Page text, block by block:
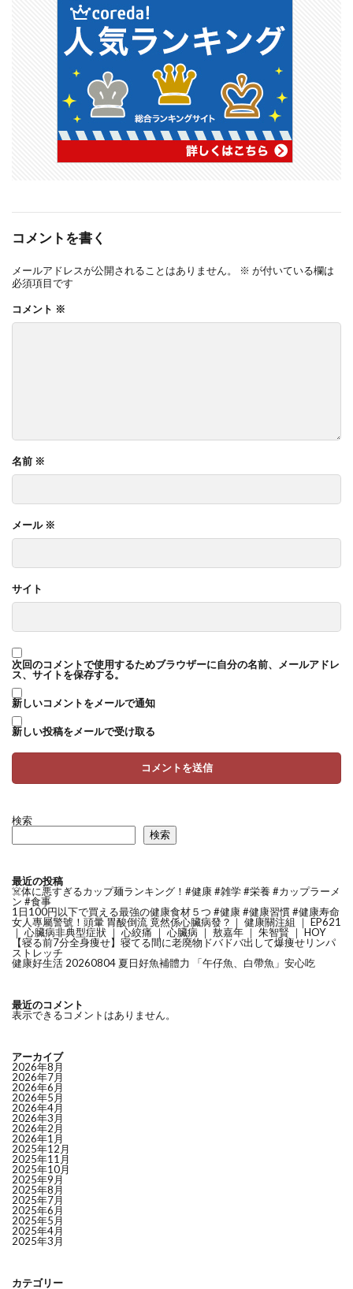
コメントを書く
メールアドレスが公開されることはありません。 ※ が付いている欄は
必須項目です
コメント ※
名前 ※
メール ※
サイト
次回のコメントで使用するためブラウザーに自分の名前、メールアドレ
ス、サイトを保存する。
新しいコメントをメールで通知
新しい投稿をメールで受け取る
検索
検索
最近の投稿
☠️体に悪すぎるカップ麺ランキング！#健康 #雑学 #栄養 #カップラーメ
ン #食事
1日100円以下で買える最強の健康食材５つ #健康 #健康習慣 #健康寿命
女人專屬警號！頭暈 胃酸倒流 竟然係心臟病發？｜ 健康關注組 ｜ EP621
｜ 心臟病非典型症狀 ｜ 心絞痛 ｜ 心臟病 ｜ 敖嘉年 ｜ 朱智賢 ｜ HOY
【寝る前7分全身痩せ】寝てる間に老廃物ドバドバ出して爆痩せリンパ
ストレッチ
健康好生活 20260804 夏日好魚補體力 「午仔魚、白帶魚」安心吃
最近のコメント
表示できるコメントはありません。
アーカイブ
2026年8月
2026年7月
2026年6月
2026年5月
2026年4月
2026年3月
2026年2月
2026年1月
2025年12月
2025年11月
2025年10月
2025年9月
2025年8月
2025年7月
2025年6月
2025年5月
2025年4月
2025年3月
カテゴリー